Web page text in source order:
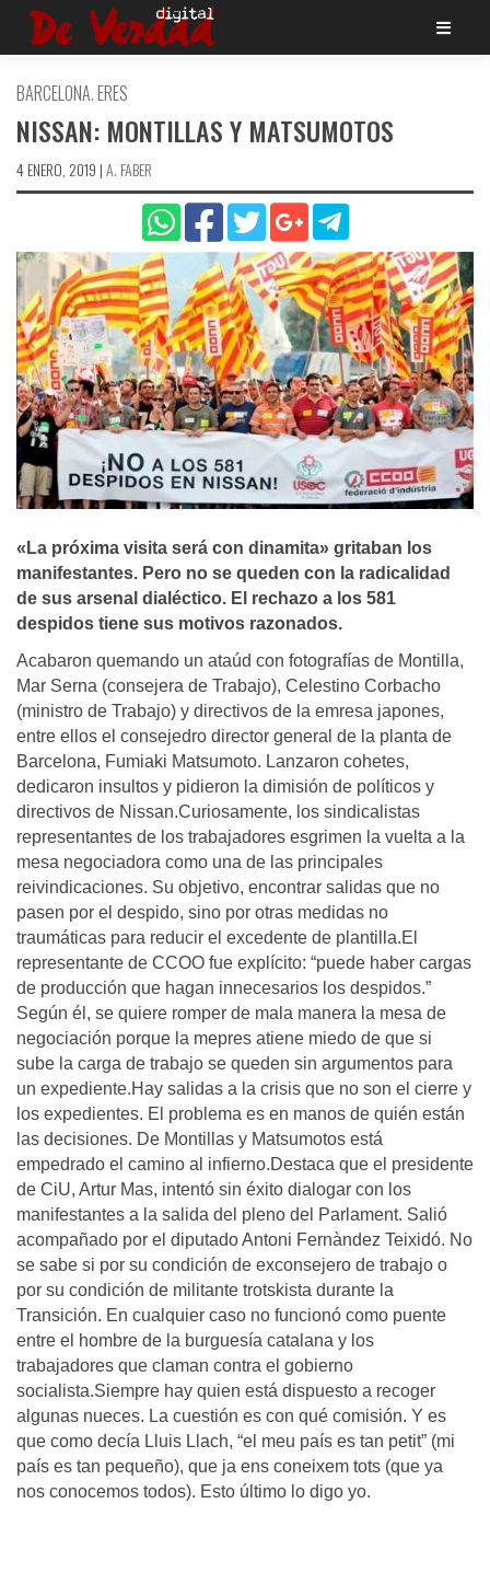
Saltar
BARCELONA. ERES
NISSAN: MONTILLAS Y MATSUMOTOS
4 ENERO, 2019 |A. FABER
«La próxima visita será con dinamita» gritaban los
manifestantes. Pero no se queden con la radicalidad
de sus arsenal dialéctico. El rechazo a los 581
despidos tiene sus motivos razonados.
Acabaron quemando un ataúd con fotografías de Montilla,
Mar Serna (consejera de Trabajo), Celestino Corbacho
(ministro de Trabajo) y directivos de la emresa japones,
entre ellos el consejedro director general de la planta de
Barcelona, Fumiaki Matsumoto. Lanzaron cohetes,
dedicaron insultos y pidieron la dimisión de políticos y
directivos de Nissan.Curiosamente, los sindicalistas
representantes de los trabajadores esgrimen la vuelta a la
mesa negociadora como una de las principales
reivindicaciones. Su objetivo, encontrar salidas que no
pasen por el despido, sino por otras medidas no
traumáticas para reducir el excedente de plantilla.El
representante de CCOO fue explícito: “puede haber cargas
de producción que hagan innecesarios los despidos.”
Según él, se quiere romper de mala manera la mesa de
negociación porque la mepres atiene miedo de que si
sube la carga de trabajo se queden sin argumentos para
un expediente.Hay salidas a la crisis que no son el cierre y
los expedientes. El problema es en manos de quién están
las decisiones. De Montillas y Matsumotos está
empedrado el camino al infierno.Destaca que el presidente
de CiU, Artur Mas, intentó sin éxito dialogar con los
manifestantes a la salida del pleno del Parlament. Salió
acompañado por el diputado Antoni Fernàndez Teixidó. No
se sabe si por su condición de exconsejero de trabajo o
por su condición de militante trotskista durante la
Transición. En cualquier caso no funcionó como puente
entre el hombre de la burguesía catalana y los
trabajadores que claman contra el gobierno
socialista.Siempre hay quien está dispuesto a recoger
algunas nueces. La cuestión es con qué comisión. Y es
que como decía Lluis Llach, “el meu país es tan petit” (mi
país es tan pequeño), que ja ens coneixem tots (que ya
nos conocemos todos). Esto último lo digo yo.